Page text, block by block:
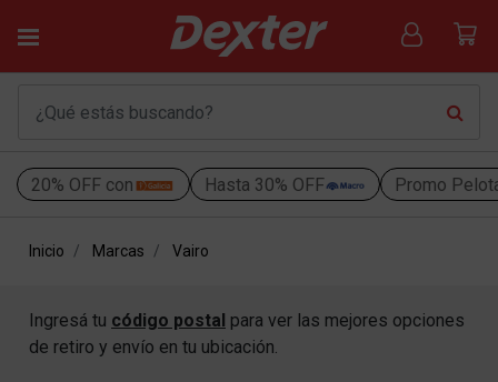
20% OFF con Hasta 30% OFF Promo
Inicio Marcas Vairo
Ingresá tu código postal para ver las mejores opciones
de retiro y envío en tu ubicación.